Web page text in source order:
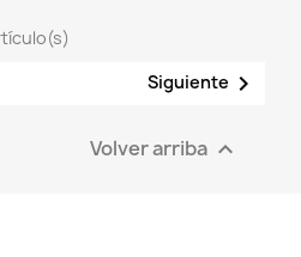
Siguiente 
Volver arriba 